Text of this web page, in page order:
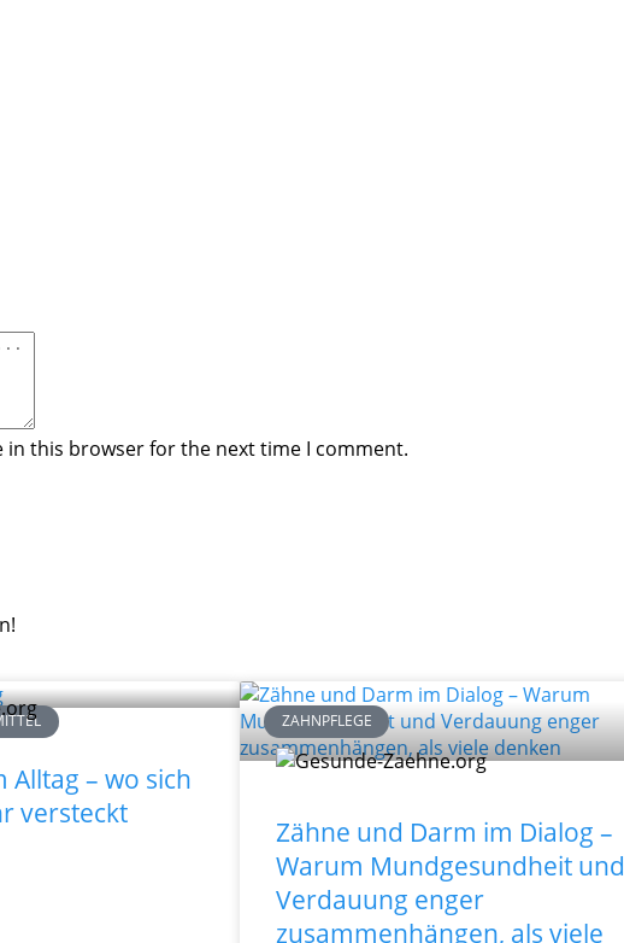
in this browser for the next time I comment.
– wo sich
versteckt
ZAHNPFLEGE
Zähne und Darm im Dialog –
Warum Mundgesundheit und
Verdauung enger
zusammenhängen, als viele